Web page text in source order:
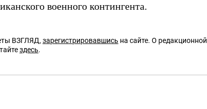
военного контингента.
ВЗГЛЯД, зарегистрировавшись на сайте. О редакционной
здесь.